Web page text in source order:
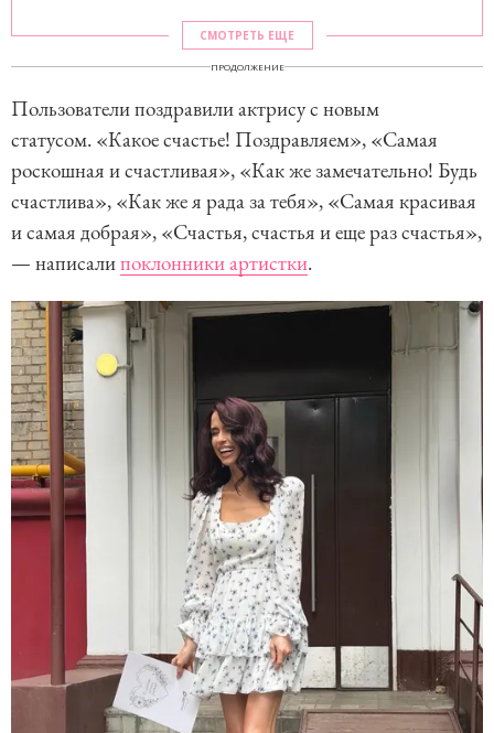
СМОТРЕТЬ ЕЩЕ
ПРОДОЛЖЕНИЕ
Пользователи поздравили актрису с новым
статусом. «Какое счастье! Поздравляем», «Самая
роскошная и счастливая», «Как же замечательно! Будь
счастлива», «Как же я рада за тебя», «Самая красивая
и самая добрая», «Счастья, счастья и еще раз счастья»,
— написалипоклонники артистки.